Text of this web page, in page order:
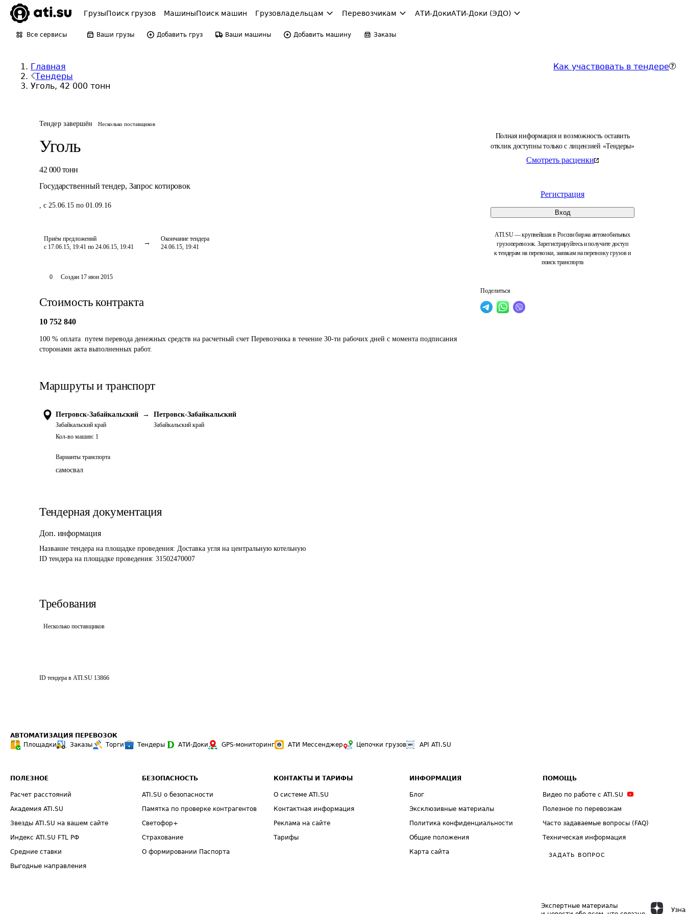
ГрузыПоиск грузов МашиныПоиск машин Грузовладельцам Перевозчикам АТИ-ДокиАТИ-Доки (ЭДО)
Все сервисы Ваши грузы Добавить груз Ваши машины Добавить машину Заказы
Главная
Тендеры
Уголь, 42 000 тонн
Как участвовать в тендере
Тендер завершён Несколько поставщиков
Уголь
42 000 тонн
Государственный тендер, Запрос котировок
, с 25.06.15 по 01.09.16
Приём предложений
с 17.06.15, 19:41 по 24.06.15, 19:41
Окончание тендера
24.06.15, 19:41
Полная информация и возможность оставить
отклик доступны только с лицензией «Тендеры»
Смотреть расценки
Регистрация
Вход
ATI.SU — крупнейшая в России биржа автомобильных
грузоперевозок. Зарегистрируйтесь и получите доступ
к тендерам на перевозки, заявкам на перевозку грузов и
поиск транспорта
Поделиться
0 Создан 17 июн 2015
Стоимость контракта
10 752 840
100 % оплата  путем перевода денежных средств на расчетный счет Перевозчика в течение 30-ти рабочих дней с момента подписания
сторонами акта выполненных работ.
Маршруты и транспорт
Петровск-Забайкальский →
Забайкальский край
Петровск-Забайкальский
Забайкальский край
Кол-во машин: 1
Варианты транспорта
самосвал
Тендерная документация
Доп. информация
Название тендера на площадке проведения: Доставка угля на центральную котельную
ID тендера на площадке проведения: 31502470007
Требования
Несколько поставщиков
ID тендера в ATI.SU 13866
АВТОМАТИЗАЦИЯ ПЕРЕВОЗОК
Площадки
Заказы Торги Тендеры АТИ-Доки GPS-мониторинг АТИ Мессенджер Цепочки грузов API ATI.SU
ПОЛЕЗНОЕ
Расчет расстояний
Академия ATI.SU
Звезды ATI.SU на вашем сайте
Индекс ATI.SU FTL РФ
Средние ставки
Выгодные направления
БЕЗОПАСНОСТЬ
ATI.SU о безопасности
Памятка по проверке контрагентов
Светофор+
Страхование
О формировании Паспорта
КОНТАКТЫ И ТАРИФЫ
О системе ATI.SU
Контактная информация
Реклама на сайте
Тарифы
ИНФОРМАЦИЯ
Блог
Эксклюзивные материалы
Политика конфиденциальности
Общие положения
Карта сайта
ПОМОЩЬ
Видео по работе с ATI.SU
Полезное по перевозкам
Часто задаваемые вопросы (FAQ)
Техническая информация
ЗАДАТЬ ВОПРОС
Экспертные материалы